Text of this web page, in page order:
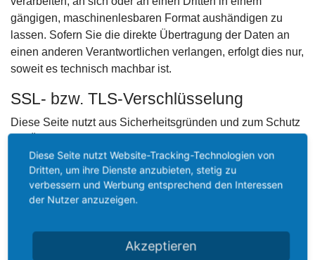
gängigen, maschinenlesbaren Format aushändigen zu
lassen. Sofern Sie die direkte Übertragung der Daten an
einen anderen Verantwortlichen verlangen, erfolgt dies nur,
soweit es technisch machbar ist.
SSL- bzw. TLS-Verschlüsselung
Diese Seite nutzt aus Sicherheitsgründen und zum Schutz
Bestellungen oder Anfragen, die Sie an uns als
Seitenbetreiber senden, eine SSL- bzw. TLS-
Verschlüsselung. Eine verschlüsselte Verbindung
erkennen Sie daran, dass die Adresszeile des Browsers
Symbol in Ihrer Browserzeile.
Diese Seite nutzt Website-Tracking-Technologien von
Dritten, um ihre Dienste anzubieten, stetig zu
verbessern und Werbung entsprechend den Interessen
der Nutzer anzuzeigen.
Akzeptieren